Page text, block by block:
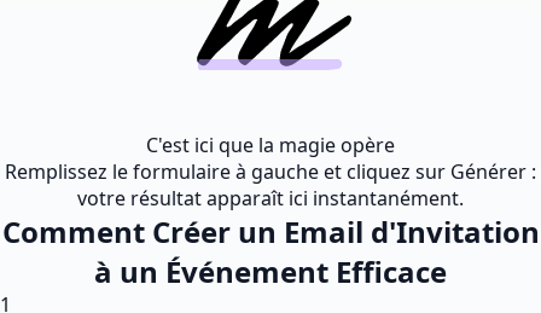
C'est ici que la magie opère
Remplissez le formulaire à gauche et cliquez sur Générer :
votre résultat apparaît ici instantanément.
Comment Créer un Email d'Invitation
à un Événement Efficace
1